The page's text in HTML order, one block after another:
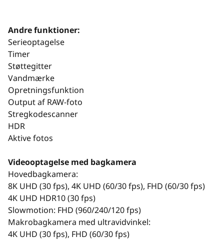
Andre funktioner:
Serieoptagelse
Timer
Støttegitter
Vandmærke
Opretningsfunktion
Output af RAW-foto
Stregkodescanner
HDR
Aktive fotos
Videooptagelse med bagkamera
Hovedbagkamera:
8K UHD (30 fps), 4K UHD (60/30 fps), FHD (60/30 fps)
4K UHD HDR10 (30 fps)
Slowmotion: FHD (960/240/120 fps)
Makrobagkamera med ultravidvinkel:
4K UHD (30 fps), FHD (60/30 fps)